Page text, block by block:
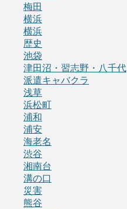
梅田
横浜
横浜
歴史
池袋
津田沼・習志野・八千代
派遣キャバクラ
浅草
浜松町
浦和
浦安
海老名
渋谷
湘南台
溝の口
災害
熊谷